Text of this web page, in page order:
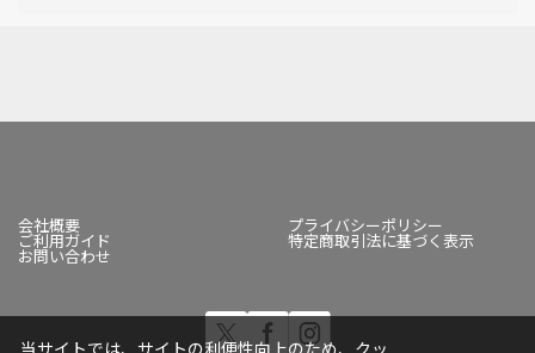
会社概要 プライバシーポリシー
ご利用ガイド 特定商取引法に基づく表示
お問い合わせ